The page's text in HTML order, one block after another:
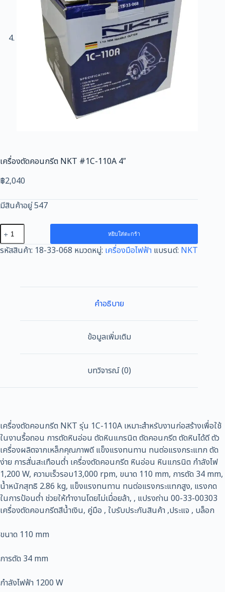
เครื่องตัดคอนกรีต NKT #1C-110A 4″
฿2,040
มีสินค้าอยู่ 547
จำนวน
เครื่อง
ตัด
หยิบใส่ตะกร้า
รหัสสินค้า: 18-33-068 หมวดหมู่: เครื่องมือไฟฟ้า แบรนด์: NKT
คำอธิบาย
ข้อมูลเพิ่มเติม
บทวิจารณ์ (0)
เครื่องตัดคอนกรีต NKT รุ่น 1C-110A เหมาะสำหรับงานก่อสร้างเพื่อใช้
ในงานรื้อถอน การตัดหินอ่อน ตัดหินแกรนิต ตัดคอนกรีต ตัดหินได้ดี ตัว
เครื่องผลิตจากเหล็กคุณภาพดี แข็งแรงทนทาน ทนต่อแรงกระแทก ตัด
ง่าย การสั่นสะเทือนต่ำ เครื่องตัดคอนกรีต หินอ่อน หินแกรนิต กำลังไฟ
1,200 W, ความเร็วรอบ13,000 rpm, ขนาด 110 mm, การตัด 34 mm,
น้ำหนักสุทธิ 2.86 kg, แข็งแรงทนทาน ทนต่อแรงกระแทกสูง, แรงกด
ในการป้อนต่ำ ช่วยให้ทำงานโดยไม่เมื่อยล้า, , แปรงถ่าน 00-33-00303
เครื่องตัดคอนกรีตสีน้ำเงิน, คู่มือ , ใบรับประกันสินค้า ,ประแจ , บล็อก
ขนาด 110 mm
การตัด 34 mm
กำลังไฟฟ้า 1200 W